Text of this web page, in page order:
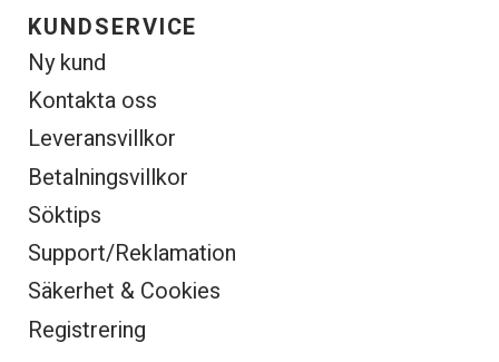
KUNDSERVICE
Ny kund
Kontakta oss
Leveransvillkor
Betalningsvillkor
Söktips
Support/Reklamation
Säkerhet & Cookies
Registrering